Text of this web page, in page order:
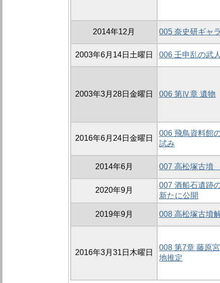
2014年12月 005 奈史研ギャ
2003年6月14日土曜日 006 壬申乱の武
2003年3月28日金曜日 006 第Ⅳ章 遺物
2016年6月24日金曜日
006 飛鳥資料館
試み
2014年6月 007 高松塚古墳
2020年9月
007 酒船石遺跡
新たに公開
2019年9月 008 高松塚古墳
2016年3月31日木曜日
008 第7章 藤原
地推定